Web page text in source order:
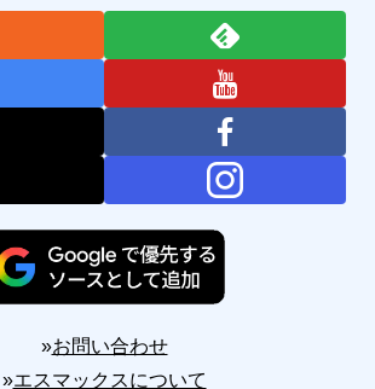
»お問い合わせ
»エスマックスについて